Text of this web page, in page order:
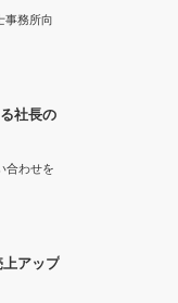
事務所向
社長の
合わせを
アップ